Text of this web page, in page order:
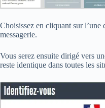
Choisissez en cliquant sur l’une
messagerie.
Vous serez ensuite dirigé vers
reste identique dans toutes les